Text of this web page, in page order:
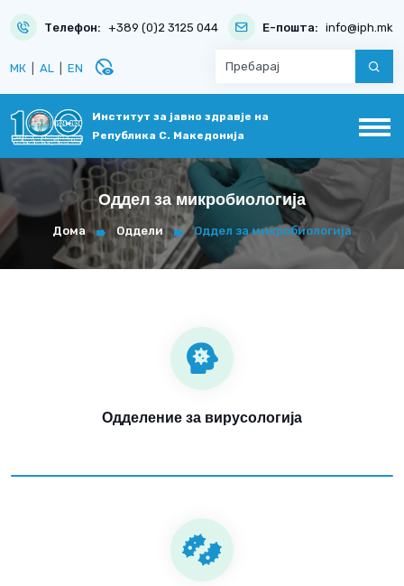
Телефон: +389 (0)2 3125 044 Е-пошта: info@iph.mk
МК AL EN disabled_visible
Институт за јавно здравје на
Република С. Македонија
Оддел за микробиологија
Дома Оддели Оддел за микробиологија
Одделение за вирусологија